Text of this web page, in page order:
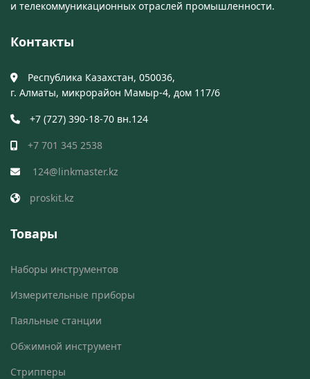
и телекоммуникационных отраслей промышленности.
Контакты
Республика Казахстан, 050036,
г. Алматы, микрорайон Мамыр-4, дом 117/6
+7 (727) 390-18-70 вн.124
+7 701 345 2538
124@linkmaster.kz
proskit.kz
Товары
Наборы инструментов
Измерительные приборы
Паяльные станции
Обжимной инструмент
Стрипперы